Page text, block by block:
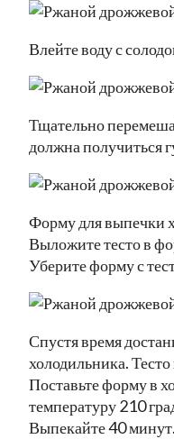
Влейте воду с
Тщательно
должна получиться
Форму для выпечки
Выложите тесто в
Уберите форму с
Спустя время
холодильника.
Поставьте форму в
температуру 210
Выпекайте 40 минут.